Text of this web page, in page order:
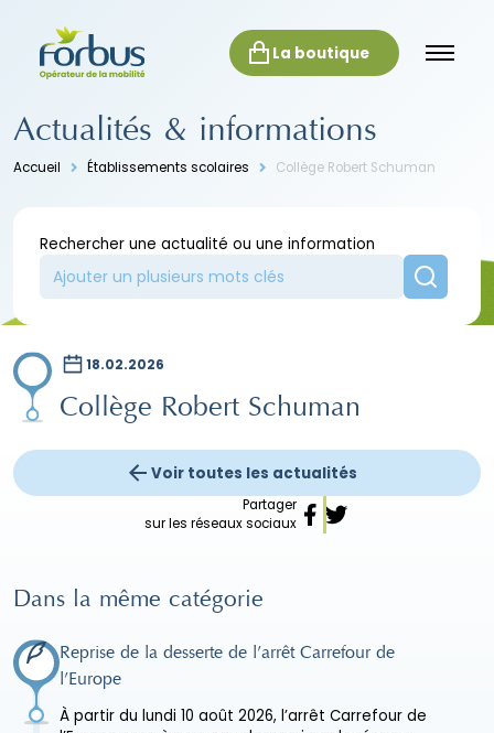
La boutique
Actualités & informations
Accueil Établissements scolaires Collège Robert Schuman
Rechercher une actualité ou une information
18.02.2026
Collège Robert Schuman
Voir toutes les actualités
Partager
sur les réseaux sociaux
Dans la même catégorie
Reprise de la desserte de l’arrêt Carrefour de
l’Europe
À partir du lundi 10 août 2026, l’arrêt Carrefour de